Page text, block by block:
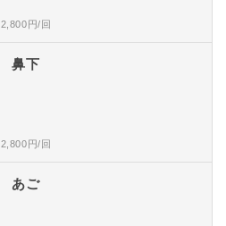
2,800円/回
鼻下
2,800円/回
あご